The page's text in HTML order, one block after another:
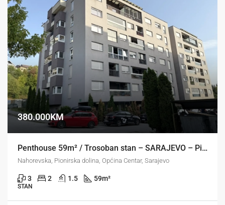
380.000KM
Penthouse 59m² / Trosoban stan – SARAJEVO – Pionirska dolina / Centar
Nahorevska, Pionirska dolina, Općina Centar, Sarajevo
3 2 1.5 59m²
STAN